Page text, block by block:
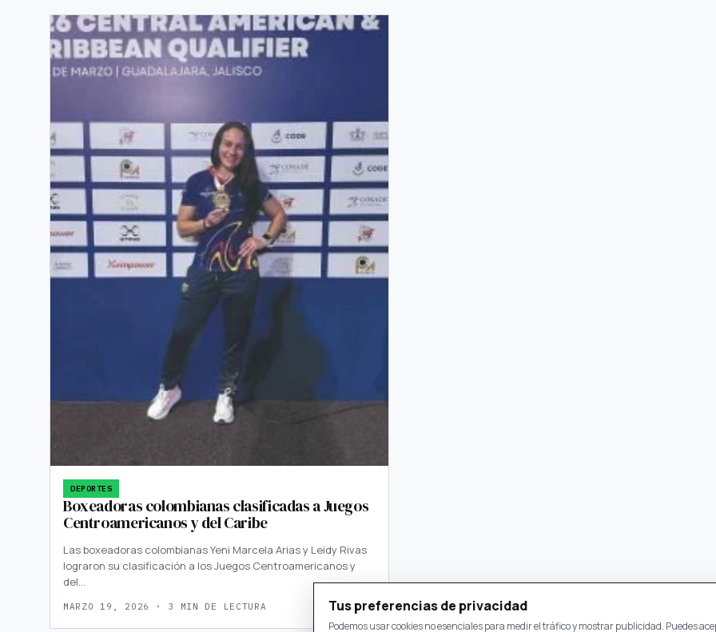
DEPORTES
Boxeadoras colombianas clasificadas a Juegos
Centroamericanos y del Caribe
Las boxeadoras colombianas Yeni Marcela Arias y Leidy Rivas
lograron su clasificación a los Juegos Centroamericanos y
del…
MARZO 19, 2026 · 3 MIN DE LECTURA Tus preferencias de privacidad
Podemos usar cookies no esenciales para medir el tráfico y mostrar publicidad. Puedes